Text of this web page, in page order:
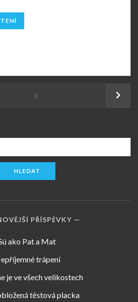
PAGE2 Next
PŘÍSPĚVKY
ako Pat a Mat
trápení
je ve všech velikostech
těstová placka